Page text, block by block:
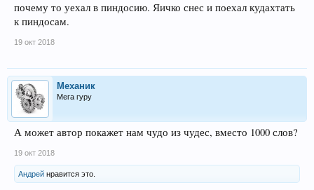
почему то уехал в пиндосию. Яичко снес и поехал кудахтать
к пиндосам.
19 окт 2018
Механик
Мега гуру
А может автор покажет нам чудо из чудес, вместо 1000 слов?
19 окт 2018
Андрей нравится это.